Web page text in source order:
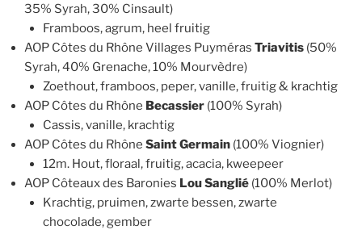
35% Syrah, 30% Cinsault)
Framboos, agrum, heel fruitig
AOP Côtes du Rhône Villages Puyméras Triavitis (50%
Syrah, 40% Grenache, 10% Mourvèdre)
Zoethout, framboos, peper, vanille, fruitig & krachtig
AOP Côtes du Rhône Becassier (100% Syrah)
Cassis, vanille, krachtig
AOP Côtes du Rhône Saint Germain (100% Viognier)
12m. Hout, floraal, fruitig, acacia, kweepeer
AOP Côteaux des Baronies Lou Sanglié (100% Merlot)
Krachtig, pruimen, zwarte bessen, zwarte
chocolade, gember